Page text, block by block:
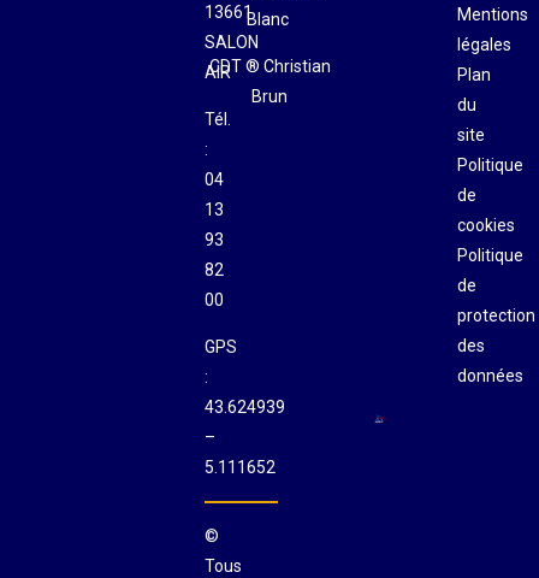
13661
SALON
AIR
Tél.
:
04
13
93
82
00
GPS
:
43.624939
–
5.111652
©
Tous
Blanc
CDT ® Christian
Brun
Mentions
légales
Plan
du
site
Politique
de
cookies
Politique
de
protection
des
données